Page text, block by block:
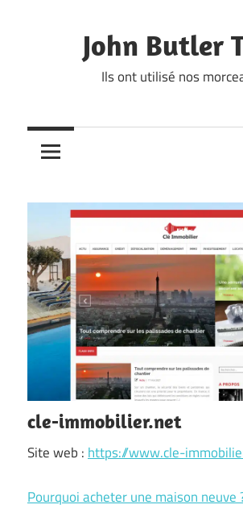
John Butler
Ils ont utilisé nos
cle-immobilier.net
Site web : https://www.cle-
Pourquoi acheter une maison neuve